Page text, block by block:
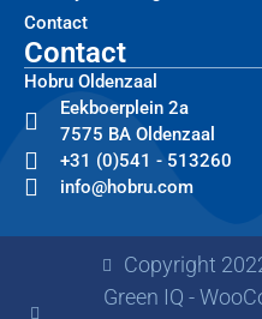
Contact
Contact
Hobru Oldenzaal
Eekboerplein 2a
7575 BA Oldenzaal
+31 (0)541 - 513260
info@hobru.com
Copyright
Green IQ -